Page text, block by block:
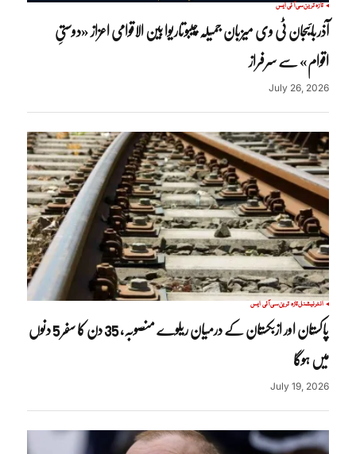
تازہ ترینسی آئی ایس
آذربائیجان ٹی وی میزبان جمیلہ چیبوتاریوا بین الاقوامی اعزاز «دوستیِ
اقوام» سے سرفراز
July 26, 2026
انٹرنیشنلتازہ ترینسی آئی ایس
پاکستان اور ازبکستان کے درمیان ریلوے منصوبہ، 35 دن کا سفر 5 دنوں
میں ہوگا
July 19, 2026